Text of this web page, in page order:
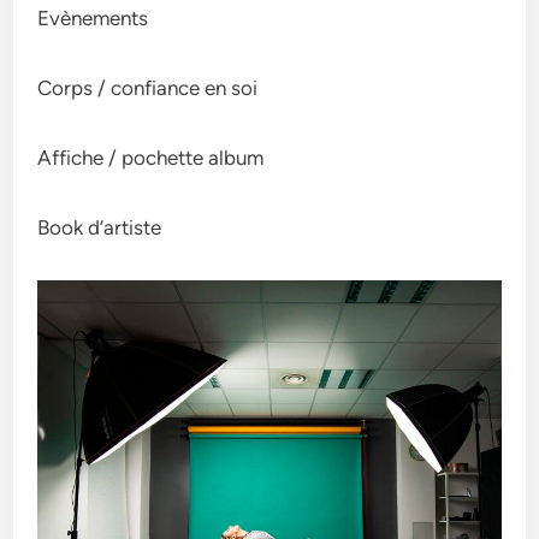
Evènements
Corps / confiance en soi
Affiche / pochette album
Book d’artiste